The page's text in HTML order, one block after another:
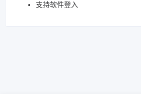
支持软件登入